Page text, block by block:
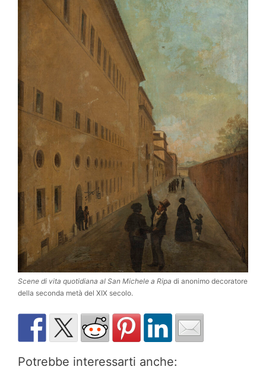
Scene di vita quotidiana al San Michele a Ripa di anonimo decoratore
della seconda metà del XIX secolo.
Potrebbe interessarti anche: